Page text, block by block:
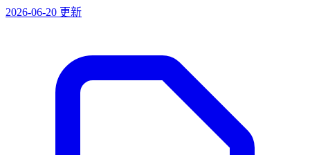
2026-06-20 更新